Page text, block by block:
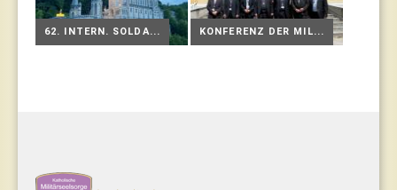
62. INTERN. SOLDA... KONFERENZ DER MIL...